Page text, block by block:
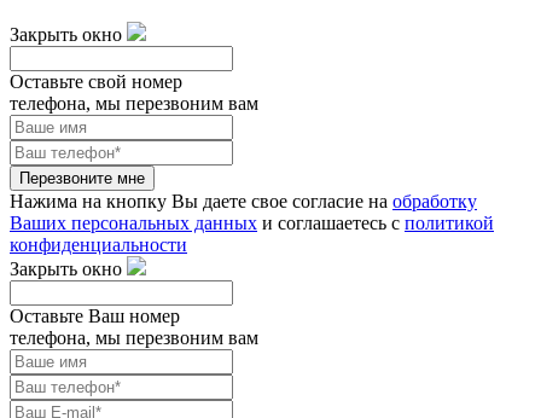
Закрыть окно
Оставьте свой номер
телефона, мы перезвоним вам
Перезвоните мне
Нажима на кнопку Вы даете свое согласие на обработку
Ваших персональных данных и соглашаетесь с политикой
конфиденциальности
Закрыть окно
Оставьте Ваш номер
телефона, мы перезвоним вам